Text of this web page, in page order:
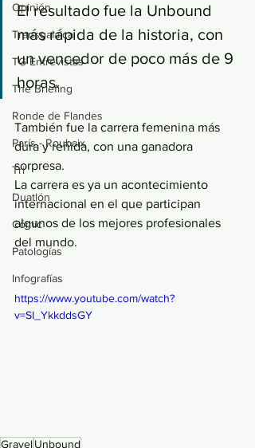
Opinión
Transgalaica
TG Entrevistas
The Briefing
Ronde de Flandes
París - Roubaix
Tri
Duatlón
Cómic
Patologías
Infografías
El resultado fue la Unbound
más rápida de la historia, con
un vencedor de poco más de 9
horas.
También fue la carrera femenina más
dura y reñida, con una ganadora
sorpresa.
La carrera es ya un acontecimiento
internacional en el que participan
algunos de los mejores profesionales
del mundo.
https://www.youtube.com/watch?
v=SI_YkkddsGY
GravelUnbound